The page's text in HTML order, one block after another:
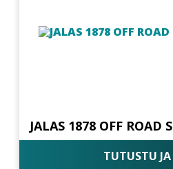
JALAS 1878 OFF ROAD
TUTUSTU